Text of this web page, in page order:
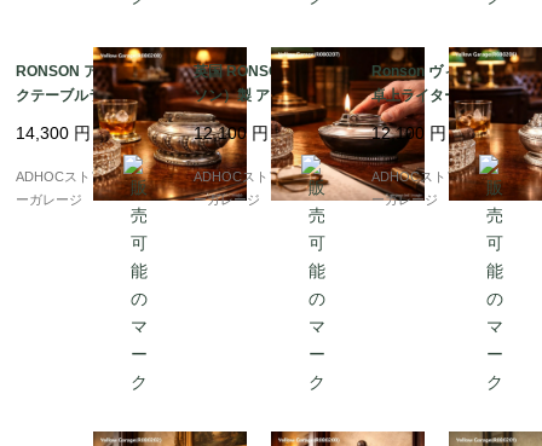
RONSON アンティー
クテーブルライター｜
クラウン・トレードマ
ーク刻印｜装飾的ラウ
ンドフォルム｜米国製
14,300 円
ADHOCストア・イエロ
ーガレージ
英国 RONSON（ロン
ソン）製 アンティーク
卓上ライター ? MADE I
N ENGLAND／クラブ
ハウス・スタイル ?
12,100 円
ADHOCストア・イエロ
ーガレージ
Ronson ヴィンテージ
卓上ライター｜英国製
11cm｜アールデコ調オ
ーバル型シルバーボデ
ィ
12,100 円
ADHOCストア・イエロ
ーガレージ